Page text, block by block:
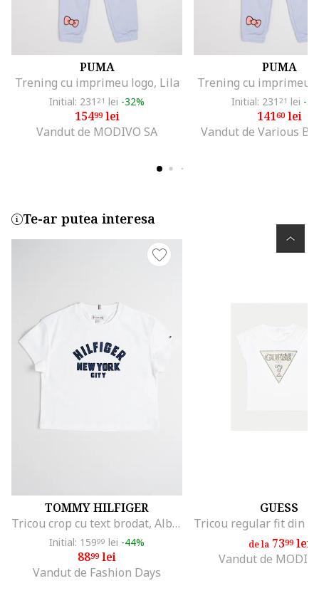
PUMA
Trening cu imprimeu logo, Lila
Initial: 231 21 lei -32%
15499lei
Vandut de MODIVO SA
PUMA
Trening cu imprimeu
Initial: 231 21 lei -
14160lei
Vandut de Various
Te-ar putea interesa
TOMMY HILFIGER
Tricou crop cu text brodat, Albastru ultramarin/Alb optic
Initial: 15999 lei -44%
8899lei
Vandut de Fashion Days
GUESS
de la7399lei
Vandut de